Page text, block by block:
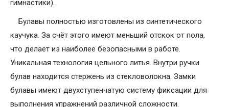
гимнастики).
Булавы полностью изготовлены из синтетического
каучука. За счёт этого имеют меньший отскок от пола,
что делает из наиболее безопасными в работе.
Уникальная технология цельного литья. Внутри ручки
булав находится стержень из стекловолокна. Замки
булавы имеют двухступенчатую систему фиксации для
выполнения упражнений различной сложности.